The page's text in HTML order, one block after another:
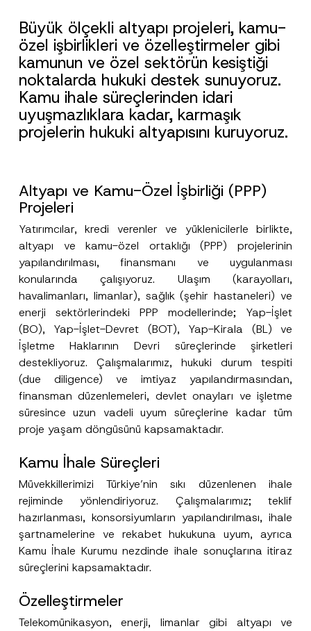
Büyük ölçekli altyapı projeleri, kamu-
özel işbirlikleri ve özelleştirmeler gibi
kamunun ve özel sektörün kesiştiği
noktalarda hukuki destek sunuyoruz.
Kamu ihale süreçlerinden idari
uyuşmazlıklara kadar, karmaşık
projelerin hukuki altyapısını kuruyoruz.
Altyapı ve Kamu-Özel İşbirliği (PPP)
Projeleri
Yatırımcılar, kredi verenler ve yüklenicilerle birlikte,
altyapı ve kamu-özel ortaklığı (PPP) projelerinin
yapılandırılması, finansmanı ve uygulanması
konularında çalışıyoruz. Ulaşım (karayolları,
havalimanları, limanlar), sağlık (şehir hastaneleri) ve
enerji sektörlerindeki PPP modellerinde; Yap-İşlet
(BO), Yap-İşlet-Devret (BOT), Yap-Kirala (BL) ve
İşletme Haklarının Devri süreçlerinde şirketleri
destekliyoruz. Çalışmalarımız, hukuki durum tespiti
(due diligence) ve imtiyaz yapılandırmasından,
finansman düzenlemeleri, devlet onayları ve işletme
süresince uzun vadeli uyum süreçlerine kadar tüm
proje yaşam döngüsünü kapsamaktadır.
Kamu İhale Süreçleri
Müvekkillerimizi Türkiye’nin sıkı düzenlenen ihale
rejiminde yönlendiriyoruz. Çalışmalarımız; teklif
hazırlanması, konsorsiyumların yapılandırılması, ihale
şartnamelerine ve rekabet hukukuna uyum, ayrıca
Kamu İhale Kurumu nezdinde ihale sonuçlarına itiraz
süreçlerini kapsamaktadır.
Özelleştirmeler
Telekomünikasyon, enerji, limanlar gibi altyapı ve
Ad*
r
m
s
Firma